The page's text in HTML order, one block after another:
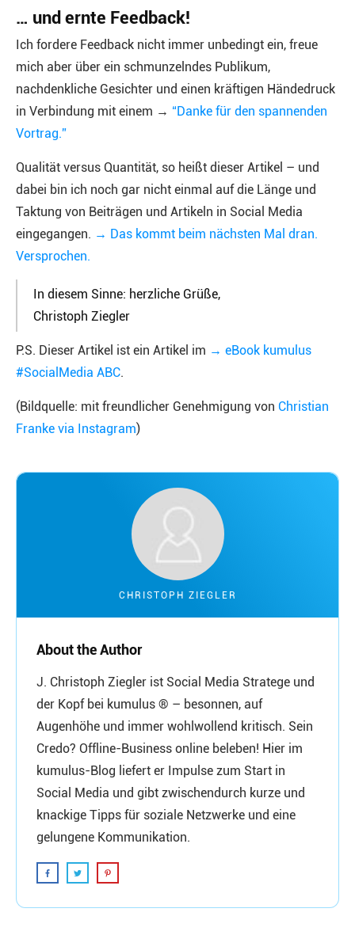
… und ernte Feedback!
Ich fordere Feedback nicht immer unbedingt ein, freue
mich aber über ein schmunzelndes Publikum,
nachdenkliche Gesichter und einen kräftigen Händedruck
in Verbindung mit einem → “Danke für den spannenden
Vortrag.”
Qualität versus Quantität, so heißt dieser Artikel – und
dabei bin ich noch gar nicht einmal auf die Länge und
Taktung von Beiträgen und Artikeln in Social Media
eingegangen. → Das kommt beim nächsten Mal dran.
Versprochen.
In diesem Sinne: herzliche Grüße,
Christoph Ziegler
P.S. Dieser Artikel ist ein Artikel im → eBook kumulus
#SocialMedia ABC.
(Bildquelle: mit freundlicher Genehmigung von Christian
Franke via Instagram)
CHRISTOPH ZIEGLER
About the Author
J. Christoph Ziegler ist Social Media Stratege und
der Kopf bei kumulus ® – besonnen, auf
Augenhöhe und immer wohlwollend kritisch. Sein
Credo? Offline-Business online beleben! Hier im
kumulus-Blog liefert er Impulse zum Start in
Social Media und gibt zwischendurch kurze und
knackige Tipps für soziale Netzwerke und eine
gelungene Kommunikation.